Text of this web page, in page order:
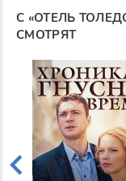
С «ОТЕЛЬ
СМОТРЯТ